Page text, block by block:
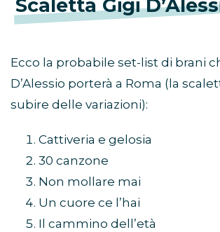
Scaletta Gigi
Ecco la probabile set-list di brani
D’Alessio porterà a Roma (la
subire delle variazioni):
Cattiveria e gelosia
30 canzone
Non mollare mai
Un cuore ce l’hai
Il cammino dell’età